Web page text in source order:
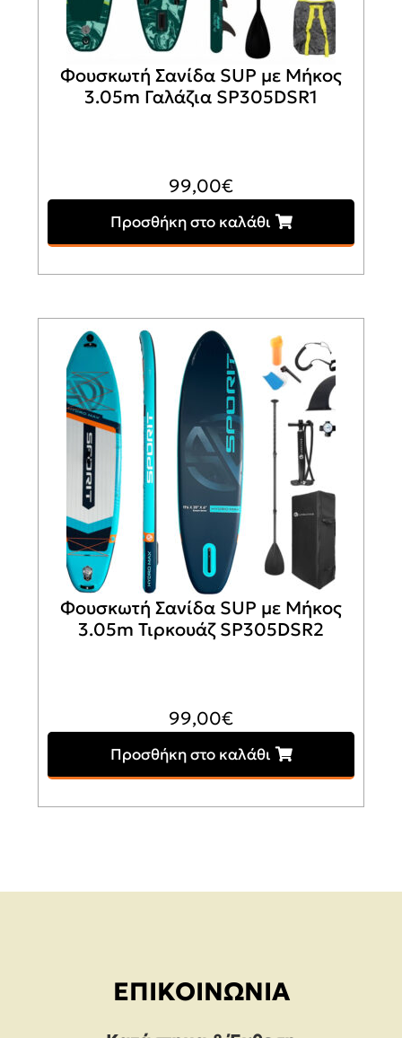
Φουσκωτή Σανίδα SUP με Μήκος
3.05m Γαλάζια SP305DSR1
99,00€
Προσθήκη στο καλάθι
Φουσκωτή Σανίδα SUP με Μήκος
3.05m Τιρκουάζ SP305DSR2
99,00€
Προσθήκη στο καλάθι
ΕΠΙΚΟΙΝΩΝΊΑ